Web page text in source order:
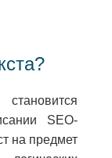
SEO-
на предмет